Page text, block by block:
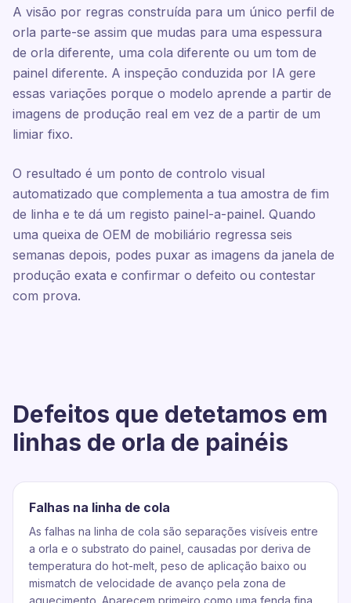
A visão por regras construída para um único perfil de
orla parte-se assim que mudas para uma espessura
de orla diferente, uma cola diferente ou um tom de
painel diferente. A inspeção conduzida por IA gere
essas variações porque o modelo aprende a partir de
imagens de produção real em vez de a partir de um
limiar fixo.
O resultado é um ponto de controlo visual
automatizado que complementa a tua amostra de fim
de linha e te dá um registo painel-a-painel. Quando
uma queixa de OEM de mobiliário regressa seis
semanas depois, podes puxar as imagens da janela de
produção exata e confirmar o defeito ou contestar
com prova.
Defeitos que detetamos em
linhas de orla de painéis
Falhas na linha de cola
As falhas na linha de cola são separações visíveis entre
a orla e o substrato do painel, causadas por deriva de
temperatura do hot-melt, peso de aplicação baixo ou
mismatch de velocidade de avanço pela zona de
aquecimento. Aparecem primeiro como uma fenda fina